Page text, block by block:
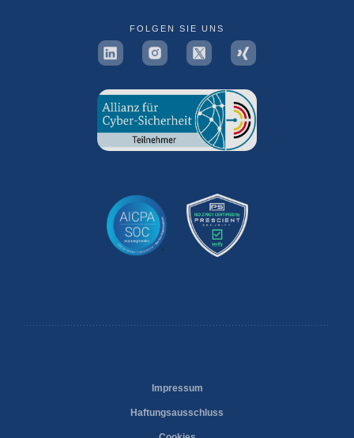
FOLGEN SIE UNS
Impressum
Haftungsausschluss